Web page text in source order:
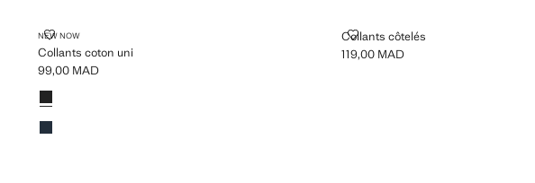
NEW NOW
Collants coton uni
COLLANTS COTON UNI
Prix actuel [99,00 MAD ]
99,00 MAD
Couleurs
Noir
Bleu marine
Collants côtelés
COLLANTS CÔTELÉS
Prix actuel [119,00 MAD ]
119,00 MAD